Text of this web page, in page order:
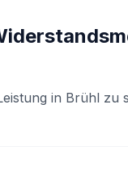
in Brühl zu